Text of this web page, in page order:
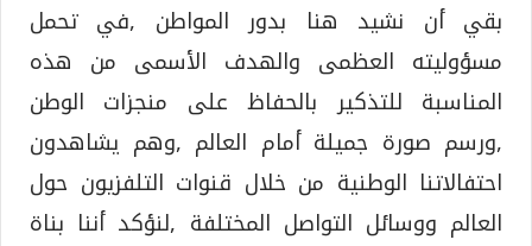
بقي أن نشيد هنا بدور المواطن ,في تحمل
مسؤوليته العظمى والهدف الأسمى من هذه
المناسبة للتذكير بالحفاظ على منجزات الوطن
,ورسم صورة جميلة أمام العالم ,وهم يشاهدون
احتفالاتنا الوطنية من خلال قنوات التلفزيون حول
العالم ووسائل التواصل المختلفة ,لنؤكد أننا بناة